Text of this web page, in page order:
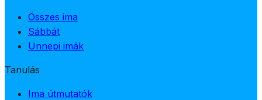
Összes ima
Sábbát
Ünnepi imák
Tanulás
Ima útmutatók